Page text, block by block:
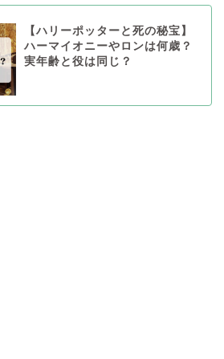
【ハリーポッターと死の秘宝】
ハーマイオニーやロンは何歳？
実年齢と役は同じ？